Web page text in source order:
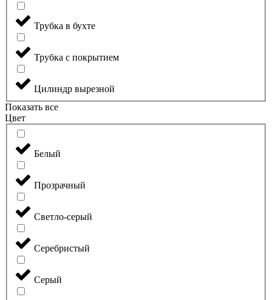
Трубка в бухте
Трубка с покрытием
Цилиндр вырезной
Показать все
Цвет
Белый
Прозрачный
Светло-серый
Серебристый
Серый